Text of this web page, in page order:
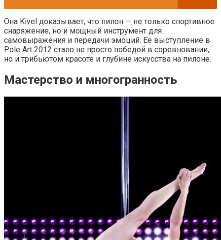
Она Kivel доказывает, что пилон — не только спортивное
снаряжение, но и мощный инструмент для
самовыражения и передачи эмоций. Ее выступление в
Pole Art 2012 стало не просто победой в соревновании,
но и трибьютом красоте и глубине искусства на пилоне.
Мастерство и многогранность